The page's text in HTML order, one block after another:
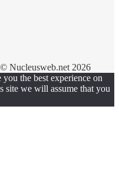
© Nucleusweb.net 2026
the best experience on
site we will assume that you